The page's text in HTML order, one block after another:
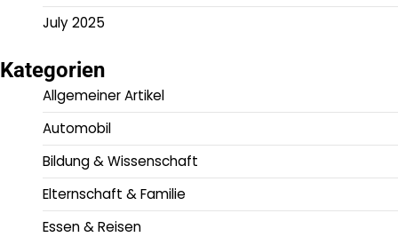
July 2025
Kategorien
Allgemeiner Artikel
Automobil
Bildung & Wissenschaft
Elternschaft & Familie
Essen & Reisen